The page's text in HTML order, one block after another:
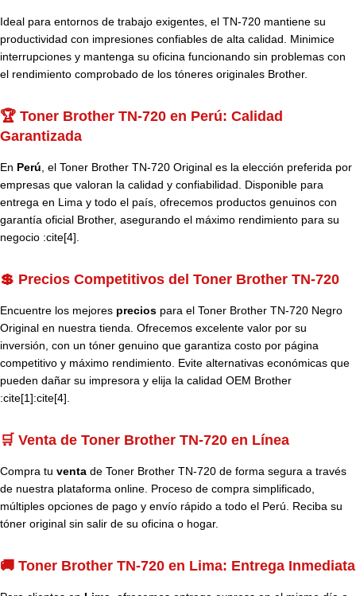
Ideal para entornos de trabajo exigentes, el TN-720 mantiene su
productividad con impresiones confiables de alta calidad. Minimice
interrupciones y mantenga su oficina funcionando sin problemas con
el rendimiento comprobado de los tóneres originales Brother.
🏆 Toner Brother TN-720 en Perú: Calidad
Garantizada
En Perú, el Toner Brother TN-720 Original es la elección preferida por
empresas que valoran la calidad y confiabilidad. Disponible para
entrega en Lima y todo el país, ofrecemos productos genuinos con
garantía oficial Brother, asegurando el máximo rendimiento para su
negocio :cite[4].
💲 Precios Competitivos del Toner Brother TN-720
Encuentre los mejores precios para el Toner Brother TN-720 Negro
Original en nuestra tienda. Ofrecemos excelente valor por su
inversión, con un tóner genuino que garantiza costo por página
competitivo y máximo rendimiento. Evite alternativas económicas que
pueden dañar su impresora y elija la calidad OEM Brother
:cite[1]:cite[4].
🛒 Venta de Toner Brother TN-720 en Línea
Compra tu venta de Toner Brother TN-720 de forma segura a través
de nuestra plataforma online. Proceso de compra simplificado,
múltiples opciones de pago y envío rápido a todo el Perú. Reciba su
tóner original sin salir de su oficina o hogar.
🚚 Toner Brother TN-720 en Lima: Entrega Inmediata